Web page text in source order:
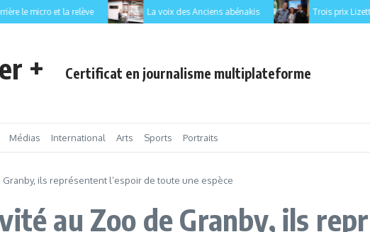
le micro et la relève La voix des Anciens abénakis Trois prix Lizette-
+ Certificat en journalisme multiplateforme
Médias International Arts Sports Portraits
Granby, ils représentent l’espoir de toute une espèce
au Zoo de Granby, ils